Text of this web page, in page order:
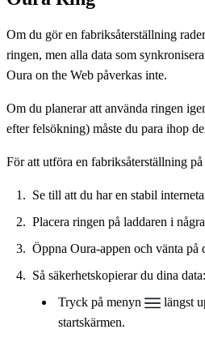
Om du gör en fabriksåterställning
ringen, men alla data som
Oura on the Web påverkas inte.
Om du planerar att använda ringen
efter felsökning) måste du para ihop
För att utföra en fabriksåterställning
Se till att du har en stabil
Placera ringen på laddaren i
Öppna Oura-appen och vänta på
Så säkerhetskopierar du dina data:
Tryck på menyn
längst
startskärmen.